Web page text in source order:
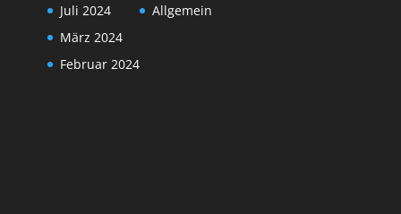
Juli 2024
März 2024
Februar 2024
Allgemein